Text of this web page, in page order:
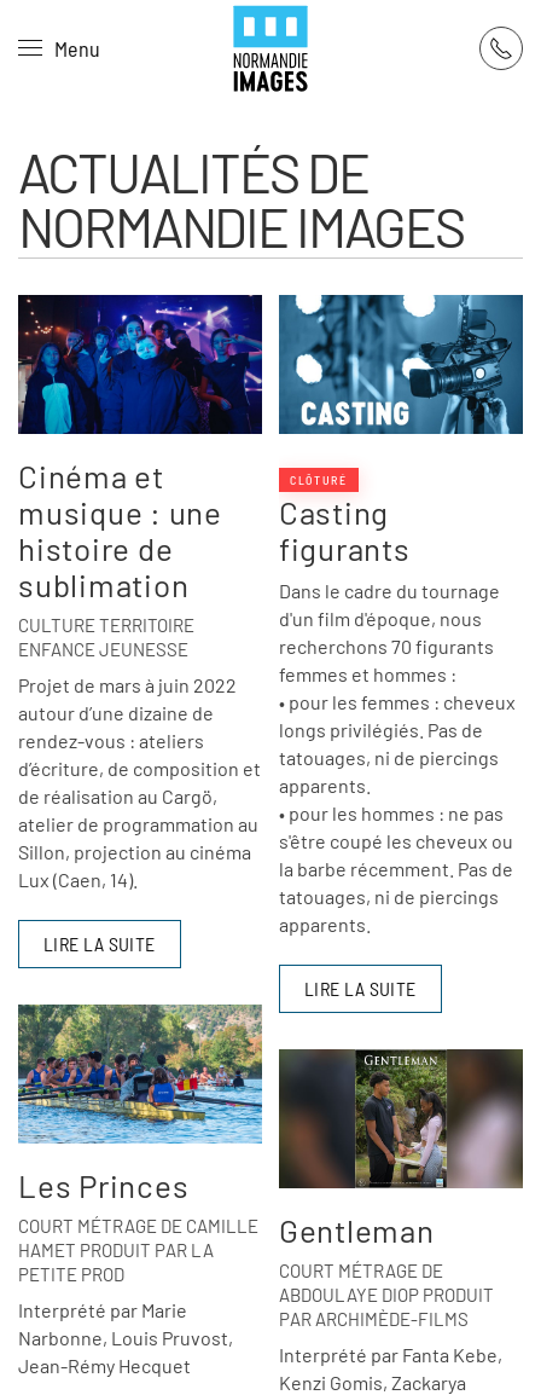
Skip to main content
Menu
ACTUALITÉS DE
NORMANDIE IMAGES
Cinéma et
musique : une
histoire de
sublimation
CULTURE TERRITOIRE
ENFANCE JEUNESSE
Projet de mars à juin 2022
autour d’une dizaine de
rendez-vous : ateliers
d’écriture, de composition et
de réalisation au Cargö,
atelier de programmation au
Sillon, projection au cinéma
Lux (Caen, 14).
LIRE LA SUITE
Les Princes
COURT MÉTRAGE DE CAMILLE
HAMET PRODUIT PAR LA
PETITE PROD
Interprété par Marie
Narbonne, Louis Pruvost,
Jean-Rémy Hecquet
CLÔTURÉ
Casting
figurants
Dans le cadre du tournage
d'un film d'époque, nous
recherchons 70 figurants
femmes et hommes :
• pour les femmes : cheveux
longs privilégiés. Pas de
tatouages, ni de piercings
apparents.
• pour les hommes : ne pas
s'être coupé les cheveux ou
la barbe récemment. Pas de
tatouages, ni de piercings
apparents.
LIRE LA SUITE
Gentleman
COURT MÉTRAGE DE
ABDOULAYE DIOP PRODUIT
PAR ARCHIMÈDE-FILMS
Interprété par Fanta Kebe,
Kenzi Gomis, Zackarya
Panneau de gestion des cookies